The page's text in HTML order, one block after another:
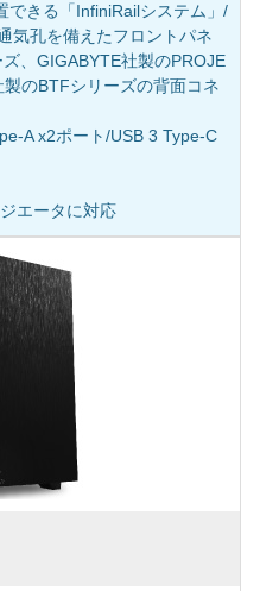
できる「InfiniRailシステム」/
気孔を備えたフロントパネ
、GIGABYTE社製のPROJE
のBTFシリーズの背面コネ
A x2ポート/USB 3 Type-C
エータに対応